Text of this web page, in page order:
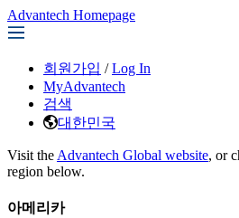
Advantech Homepage
회원가입 / Log In
MyAdvantech
검색
대한민국
Visit the Advantech Global website, or
region below.
아메리카